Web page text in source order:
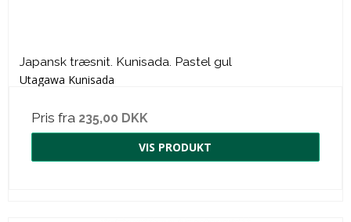
Japansk træsnit. Kunisada. Pastel gul
Utagawa Kunisada
Pris fra 235,00 DKK
VIS PRODUKT